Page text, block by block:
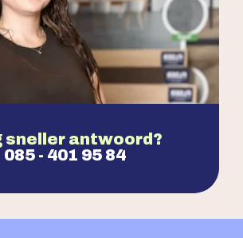
sneller antwoord?
085 - 401 95 84